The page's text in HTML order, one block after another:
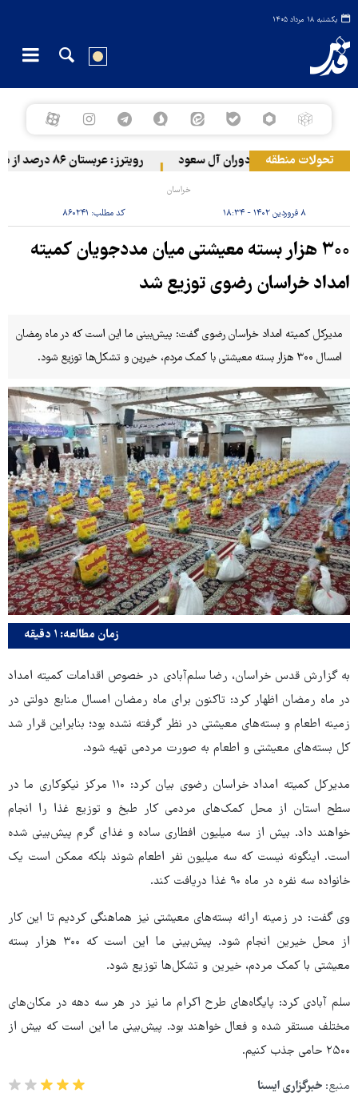
یکشنبه ۱۸ مرداد ۱۴۰۵
تحولات منطقه
یمن به مواضع مزدوران آل سعود رویترز: عربستان ۸۶ درصد از موشک‌های پاتریوت خود را استفاده کرده است
خراسان
۸ فروردین ۱۴۰۲ - ۱۸:۳۴ کد مطلب: ۸۶۰۲۴۱
۳۰۰ هزار بسته معیشتی میان مددجویان کمیته
امداد خراسان رضوی توزیع شد
مدیرکل کمیته امداد خراسان رضوی گفت: پیش‌بینی ما این است که در ماه رمضان
امسال ۳۰۰ هزار بسته معیشتی با کمک مردم، خیرین و تشکل‌ها توزیع شود.
زمان مطالعه: ۱ دقیقه
به گزارش قدس خراسان، رضا سلم‌آبادی در خصوص اقدامات کمیته امداد
در ماه رمضان اظهار کرد: تاکنون برای ماه رمضان امسال منابع دولتی در
زمینه اطعام و بسته‌های معیشتی در نظر گرفته نشده بود؛ بنابراین قرار شد
کل بسته‌های معیشتی و اطعام به صورت مردمی تهیه شود.
مدیرکل کمیته امداد خراسان رضوی بیان کرد: ۱۱۰ مرکز نیکوکاری ما در
سطح استان از محل کمک‌های مردمی کار طبخ و توزیع غذا را انجام
خواهند داد. بیش از سه میلیون افطاری ساده و غذای گرم پیش‌بینی شده
است. اینگونه نیست که سه میلیون نفر اطعام شوند بلکه ممکن است یک
خانواده سه نفره در ماه ۹۰ غذا دریافت کند.
وی گفت: در زمینه ارائه بسته‌های معیشتی نیز هماهنگی کردیم تا این کار
از محل خیرین انجام شود. پیش‌بینی ما این است که ۳۰۰ هزار بسته
معیشتی با کمک مردم، خیرین و تشکل‌ها توزیع شود.
سلم آبادی کرد: پایگاه‌های طرح اکرام ما نیز در هر سه دهه در مکان‌های
مختلف مستقر شده و فعال خواهند بود. پیش‌بینی ما این است که بیش از
۲۵۰۰ حامی جذب کنیم.
منبع: خبرگزاری ایسنا